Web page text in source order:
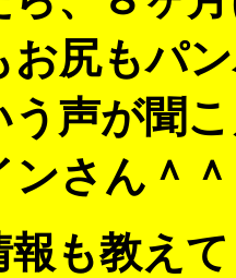
お尻もパ
う声が聞
ンさん＾
報も教え